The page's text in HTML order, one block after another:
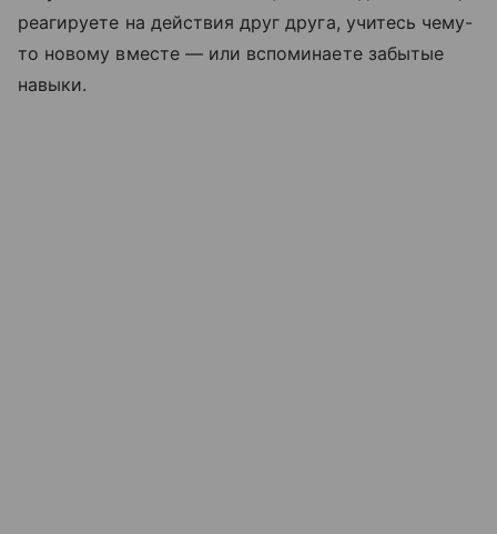
реагируете на действия друг друга, учитесь чему-
то новому вместе — или вспоминаете забытые
навыки.